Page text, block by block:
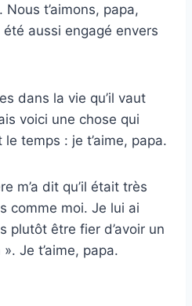
t’aimons, papa,
été aussi engagé envers
dans la vie qu’il vaut
voici une chose qui
temps : je t’aime, papa.
m’a dit qu’il était très
comme moi. Je lui ai
plutôt être fier d’avoir un
Je t’aime, papa.